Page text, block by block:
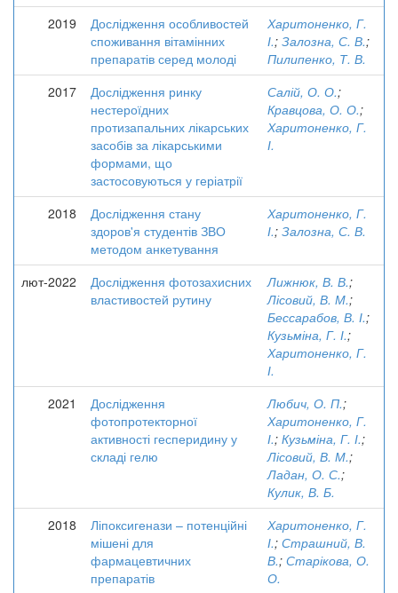
2019
Дослідження особливостей
споживання вітамінних
препаратів серед молоді
Харитоненко, Г.
І.; Залозна, С. В.;
Пилипенко, Т. В.
2017
Дослідження ринку
нестероїдних
протизапальних лікарських
засобів за лікарськими
формами, що
застосовуються у геріатрії
Салій, О. О.;
Кравцова, О. О.;
Харитоненко, Г.
І.
2018
Дослідження стану
здоров'я студентів ЗВО
методом анкетування
Харитоненко, Г.
І.; Залозна, С. В.
лют-2022
Дослідження фотозахисних
властивостей рутину
Лижнюк, В. В.;
Лісовий, В. М.;
Бессарабов, В. І.;
Кузьміна, Г. І.;
Харитоненко, Г.
І.
2021
Дослідження
фотопротекторної
активності гесперидину у
складі гелю
Любич, О. П.;
Харитоненко, Г.
І.; Кузьміна, Г. І.;
Лісовий, В. М.;
Ладан, О. С.;
Кулик, В. Б.
2018
Ліпоксигенази – потенційні
мішені для
фармацевтичних
препаратів
Харитоненко, Г.
І.; Страшний, В.
В.; Старікова, О.
О.